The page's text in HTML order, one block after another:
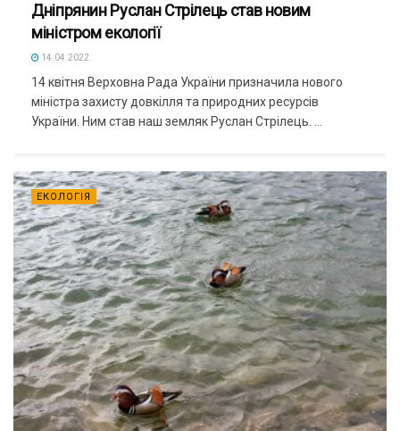
Дніпрянин Руслан Стрілець став новим
міністром екології
14.04.2022
14 квітня Верховна Рада України призначила нового
міністра захисту довкілля та природних ресурсів
України. Ним став наш земляк Руслан Стрілець. ...
ЕКОЛОГІЯ